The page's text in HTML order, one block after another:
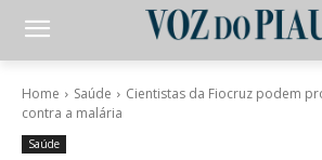
Home Saúde
Cientistas da Fiocruz podem
contra a malária
Saúde